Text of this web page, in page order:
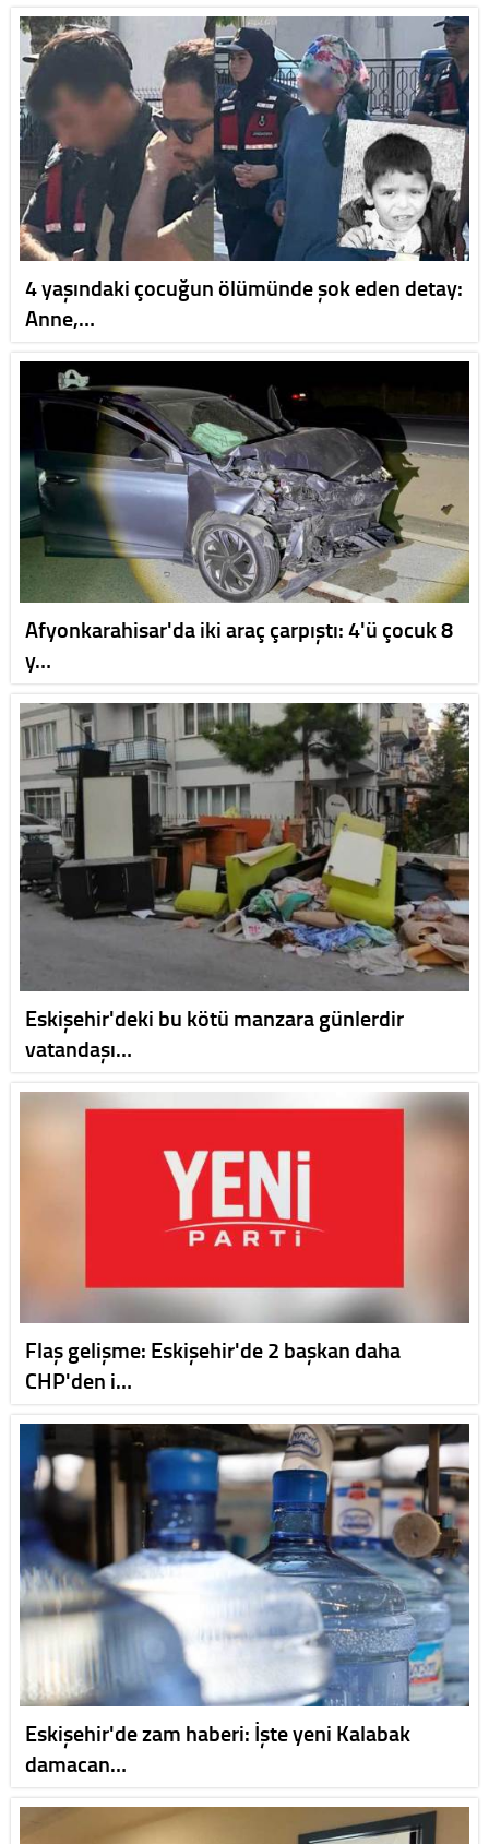
4 yaşındaki çocuğun ölümünde şok eden detay:
Anne,…
Afyonkarahisar'da iki araç çarpıştı: 4'ü çocuk 8
y…
Eskişehir'deki bu kötü manzara günlerdir
vatandaşı…
Flaş gelişme: Eskişehir'de 2 başkan daha
CHP'den i…
Eskişehir'de zam haberi: İşte yeni Kalabak
damacan…